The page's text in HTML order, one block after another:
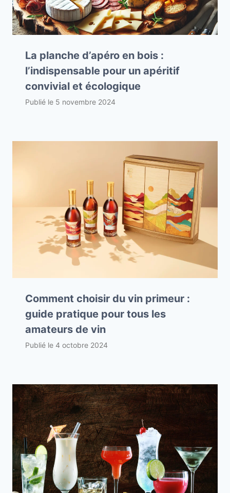
La planche d’apéro en bois :
l’indispensable pour un apéritif
convivial et écologique
Publié le 5 novembre 2024
Comment choisir du vin primeur :
guide pratique pour tous les
amateurs de vin
Publié le 4 octobre 2024